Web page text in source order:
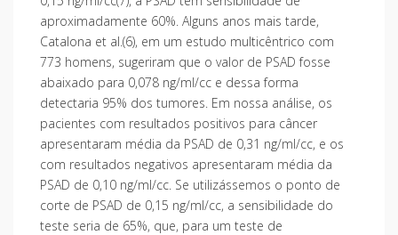
aproximadamente 60%. Alguns anos mais tarde,
Catalona et al.(6), em um estudo multicêntrico com
773 homens, sugeriram que o valor de PSAD fosse
abaixado para 0,078 ng/ml/cc e dessa forma
detectaria 95% dos tumores. Em nossa análise, os
pacientes com resultados positivos para câncer
apresentaram média da PSAD de 0,31 ng/ml/cc, e os
com resultados negativos apresentaram média da
PSAD de 0,10 ng/ml/cc. Se utilizássemos o ponto de
corte de PSAD de 0,15 ng/ml/cc, a sensibilidade do
teste seria de 65%, que, para um teste de